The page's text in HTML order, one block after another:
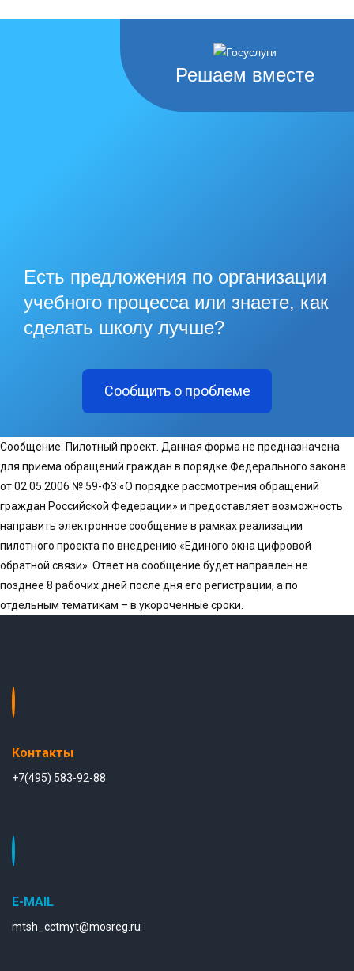
Решаем вместе
Есть предложения по организации
учебного процесса или знаете, как
сделать школу лучше?
Сообщить о проблеме
Сообщение. Пилотный проект. Данная форма не предназначена
для приема обращений граждан в порядке Федерального закона
от 02.05.2006 № 59-ФЗ «О порядке рассмотрения обращений
граждан Российской Федерации» и предоставляет возможность
направить электронное сообщение в рамках реализации
пилотного проекта по внедрению «Единого окна цифровой
обратной связи». Ответ на сообщение будет направлен не
позднее 8 рабочих дней после дня его регистрации, а по
отдельным тематикам – в укороченные сроки.
Контакты
+7(495) 583-92-88
E-MAIL
mtsh_cctmyt@mosreg.ru